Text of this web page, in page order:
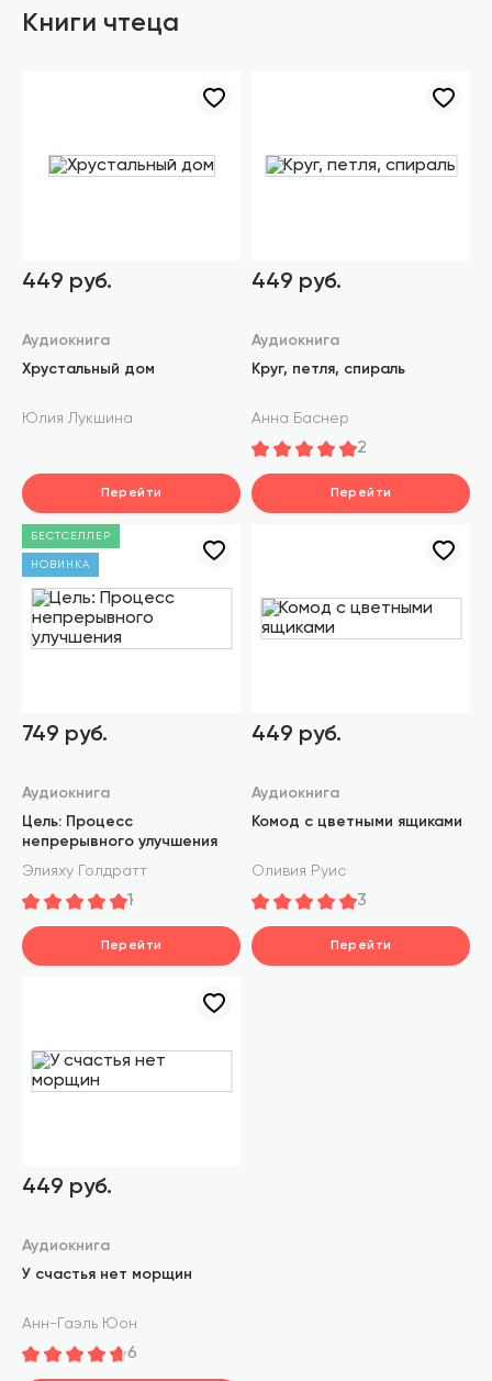
Книги чтеца
449 руб.
Аудиокнига
Хрустальный дом
Юлия Лукшина
Перейти
449 руб.
Аудиокнига
Круг, петля, спираль
Анна Баснер
2
Перейти
БЕСТСЕЛЛЕР
НОВИНКА
749 руб.
Аудиокнига
Цель: Процесс
непрерывного улучшения
Элияху Голдратт
1
Перейти
449 руб.
Аудиокнига
Комод с цветными ящиками
Оливия Руис
3
Перейти
449 руб.
Аудиокнига
У счастья нет морщин
Анн-Гаэль Юон
6